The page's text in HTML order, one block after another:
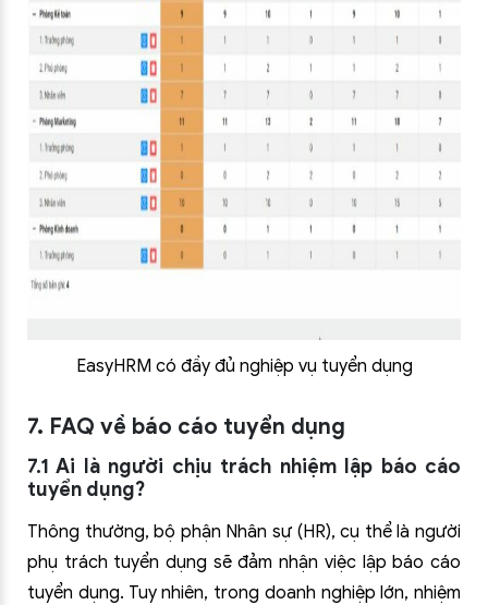
EasyHRM có đầy đủ nghiệp vụ tuyển dụng
7. FAQ về báo cáo tuyển dụng
7.1 Ai là người chịu trách nhiệm lập báo cáo
tuyển dụng?
Thông thường, bộ phận Nhân sự (HR), cụ thể là người
phụ trách tuyển dụng sẽ đảm nhận việc lập báo cáo
tuyển dụng. Tuy nhiên, trong doanh nghiệp lớn, nhiệm